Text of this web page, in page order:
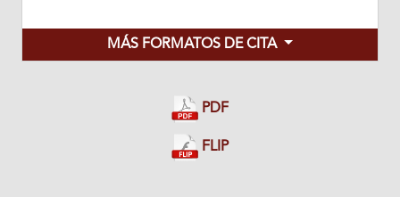
MÁS FORMATOS DE CITA
PDF
FLIP